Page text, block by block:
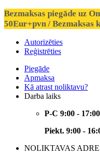
Bezmaksas piegāde uz
50Eur+pvn / Bezmaksas
Autorizēties
Reģistrēties
Piegāde
Apmaksa
Kā atrast noliktavu?
Darba laiks
P-C 9:00 - 17:00
Piekt. 9:00 -
NOLIKTAVAS